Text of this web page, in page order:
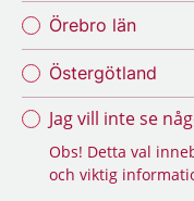
Örebro län
Östergötland
Jag vill inte se
Obs! Detta val
och viktig